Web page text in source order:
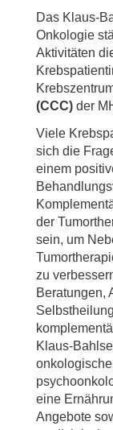
Das Klaus-
Onkologie
Aktivitäten
(CCC) der
Viele
sich die
einem
der
sein, um
zu
Beratungen,
Klaus-
eine
Angebote